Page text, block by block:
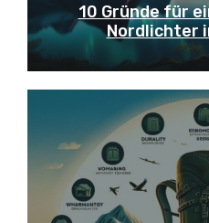
10 Gründe für
Nordlichter